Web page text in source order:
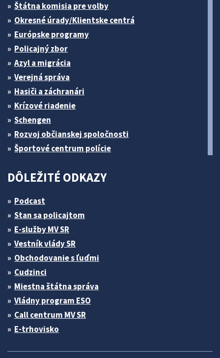
Štátna komisia pre volby
Okresné úrady/Klientske centrá
Európske programy
Policajný zbor
Azyl a migrácia
Verejná správa
Hasiči a záchranári
Krízové riadenie
Schengen
Rozvoj občianskej spoločnosti
Športové centrum polície
DÔLEŽITÉ ODKAZY
Podcast
Stan sa policajtom
E-služby MV SR
Vestník vlády SR
Obchodovanie s ľuďmi
Cudzinci
Miestna štátna správa
Vládny program ESO
Call centrum MV SR
E-trhovisko